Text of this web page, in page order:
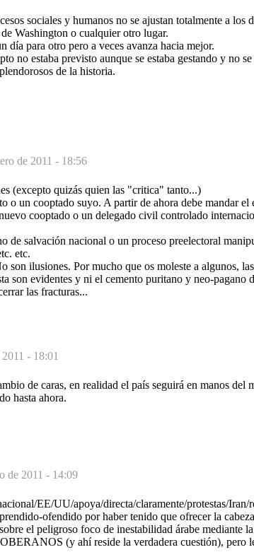
sociales y humanos no se ajustan totalmente a los
Washington o cualquier otro lugar.
día para otro pero a veces avanza hacia mejor.
no estaba previsto aunque se estaba gestando y no
de la historia.
de 2011 - 18:56
(excepto quizás quien las "critica" tanto...)
o un cooptado suyo. A partir de ahora debe mandar
cooptado o un delegado civil controlado
de salvación nacional o un proceso preelectoral
etc.
son ilusiones. Por mucho que os moleste a algunos,
son evidentes y ni el cemento puritano y neo-pagano
las fracturas...
- 18:01
de caras, en realidad el país seguirá en manos del
hasta ahora.
de 2011 - 14:09
EE/UU/apoya/directa/claramente/protestas/
ofendido por haber tenido que ofrecer la
el peligroso foco de inestabilidad árabe mediante
(y ahí reside la verdadera cuestión), pero